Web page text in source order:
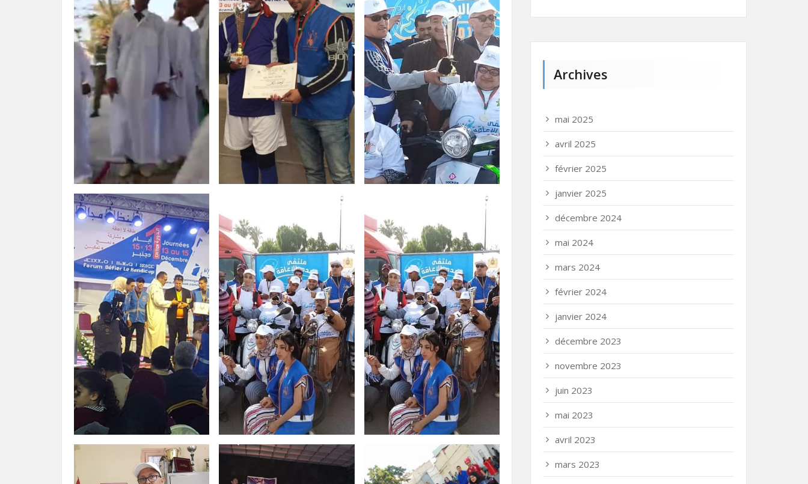
Archives
mai 2025
avril 2025
février 2025
janvier 2025
décembre 2024
mai 2024
mars 2024
février 2024
janvier 2024
décembre 2023
novembre 2023
juin 2023
mai 2023
avril 2023
mars 2023